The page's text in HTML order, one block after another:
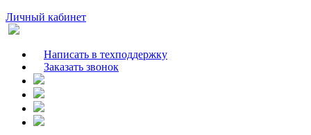
Личный кабинет
Написать в техподдержку
Заказать звонок